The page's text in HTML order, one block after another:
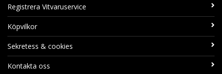
Registrera Vitvaruservice
Köpvilkor
Sekretess & cookies
Kontakta oss